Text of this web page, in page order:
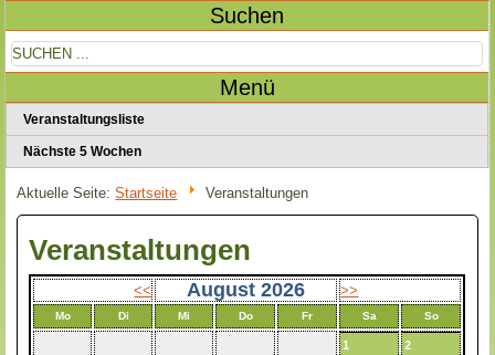
Suchen
Menü
Veranstaltungsliste
Nächste 5 Wochen
Aktuelle Seite:Startseite Veranstaltungen
Veranstaltungen
<< August 2026 >>
Mo Di Mi Do Fr Sa So
1 2